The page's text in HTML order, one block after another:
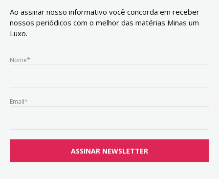
Ao assinar nosso informativo você concorda em receber
nossos periódicos com o melhor das matérias Minas um
Luxo.
Nome*
Email*